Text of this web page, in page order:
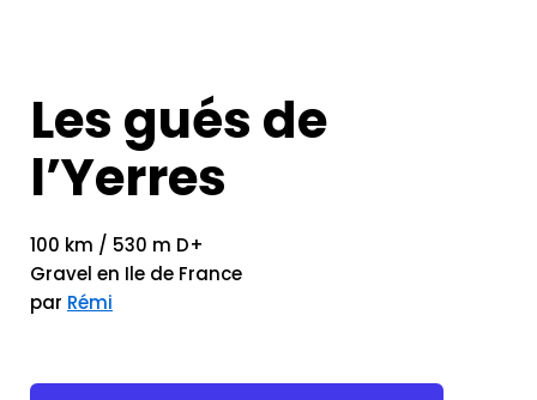
Les gués de
l’Yerres
100 km / 530 m D+
Gravel en Ile de France
par Rémi